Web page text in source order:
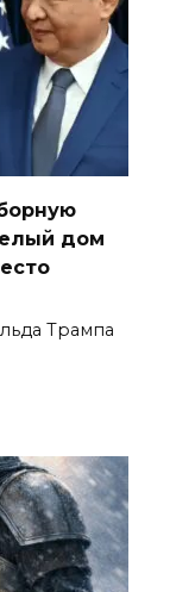
дом
Трампа